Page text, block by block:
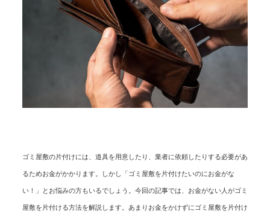
ゴミ屋敷の片付けには、道具を用意したり、業者に依頼したりする必要があ
るためお金がかかります。しかし「ゴミ屋敷を片付けたいのにお金がな
い！」とお悩みの方もいるでしょう。今回の記事では、お金がない人がゴミ
屋敷を片付ける方法を解説します。あまりお金をかけずにゴミ屋敷を片付け